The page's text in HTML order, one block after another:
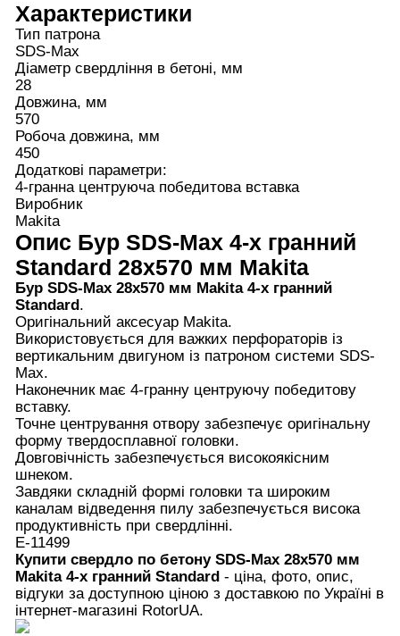
Характеристики
Тип патрона
SDS-Max
Діаметр свердління в бетоні, мм
28
Довжина, мм
570
Робоча довжина, мм
450
Додаткові параметри:
4-гранна центруюча победитова вставка
Виробник
Makita
Опис Бур SDS-Max 4-х гранний
Standard 28x570 мм Makita
Бур SDS-Max 28x570 мм Makita 4-х гранний
Standard.
Оригінальний аксесуар Makita.
Використовується для важких перфораторів із
вертикальним двигуном із патроном системи SDS-
Max.
Наконечник має 4-гранну центруючу победитову
вставку.
Точне центрування отвору забезпечує оригінальну
форму твердосплавної головки.
Довговічність забезпечується високоякісним
шнеком.
Завдяки складній формі головки та широким
каналам відведення пилу забезпечується висока
продуктивність при свердлінні.
E-11499
Купити свердло по бетону SDS-Max 28x570 мм
Makita 4-х гранний Standard- ціна, фото, опис,
відгуки за доступною ціною з доставкою по Україні в
інтернет-магазині RotorUA.